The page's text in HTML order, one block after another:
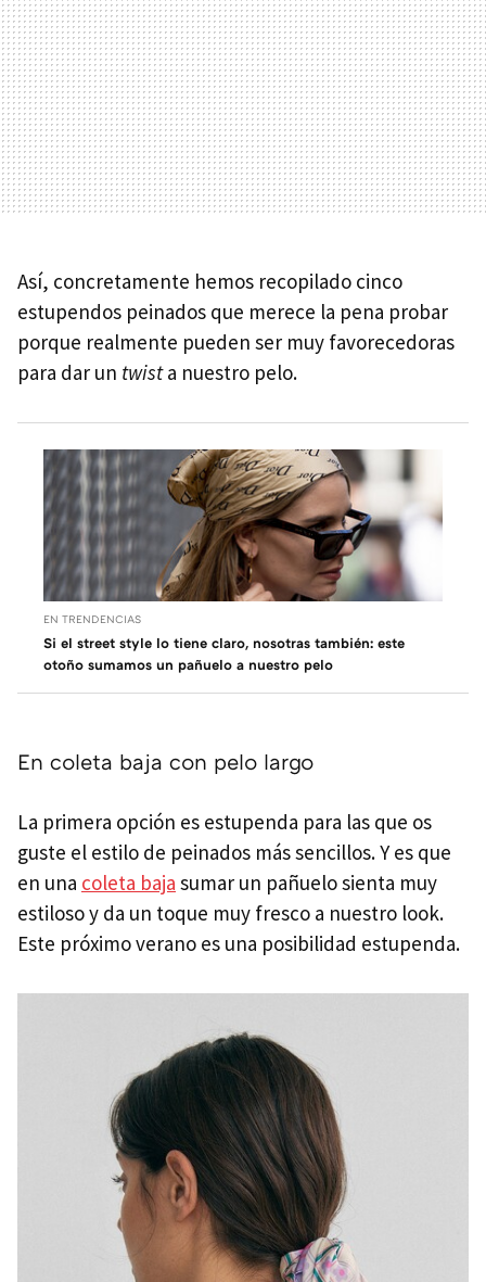
Así, concretamente hemos recopilado cinco
estupendos peinados que merece la pena probar
porque realmente pueden ser muy favorecedoras
para dar un twista nuestro pelo.
EN TRENDENCIAS
Si el street style lo tiene claro, nosotras también: este
otoño sumamos un pañuelo a nuestro pelo
En coleta baja con pelo largo
La primera opción es estupenda para las que os
guste el estilo de peinados más sencillos. Y es que
en una coleta baja sumar un pañuelo sienta muy
estiloso y da un toque muy fresco a nuestro look.
Este próximo verano es una posibilidad estupenda.